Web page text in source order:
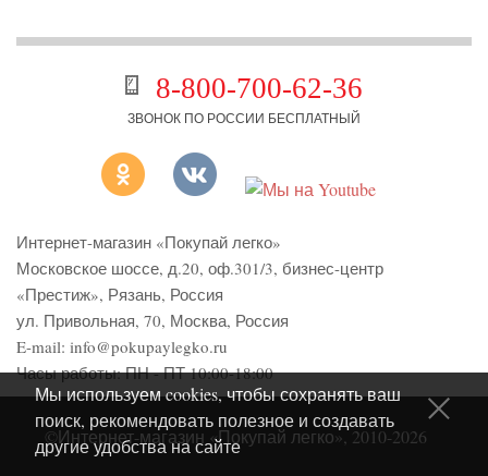
8-800-700-62-36
ЗВОНОК ПО РОССИИ БЕСПЛАТНЫЙ
Интернет-магазин «Покупай легко»
Московское шоссе, д.20, оф.301/3, бизнес-центр
«Престиж», Рязань, Россия
ул. Привольная, 70, Москва, Россия
E-mail: info@pokupaylegko.ru
Часы работы:ПН - ПТ 10:00-18:00
©Интернет-магазин «Покупай легко», 2010-2026
Мы используем cookies, чтобы сохранять ваш
поиск, рекомендовать полезное и создавать
другие удобства на сайте